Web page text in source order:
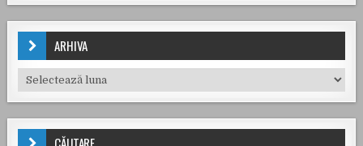
ARHIVA
Arhiva
CĂUTARE